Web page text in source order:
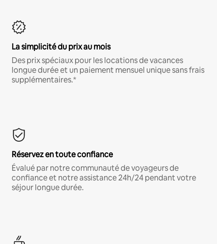
La simplicité du prix au mois
Des prix spéciaux pour les locations de vacances
longue durée et un paiement mensuel unique sans frais
supplémentaires.*
Réservez en toute confiance
Évalué par notre communauté de voyageurs de
confiance et notre assistance 24h/24 pendant votre
séjour longue durée.